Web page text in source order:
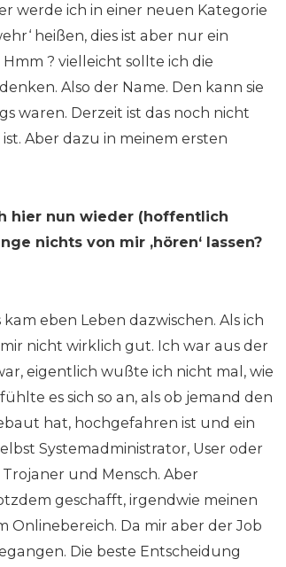
werde ich in einer neuen Kategorie
heißen, dies ist aber nur ein
? vielleicht sollte ich die
Also der Name. Den kann sie
waren. Derzeit ist das noch nicht
Aber dazu in meinem ersten
hier nun wieder (hoffentlich
nichts von mir ‚hören‘ lassen?
eben Leben dazwischen. Als ich
nicht wirklich gut. Ich war aus der
eigentlich wußte ich nicht mal, wie
es sich so an, als ob jemand den
hat, hochgefahren ist und ein
Systemadministrator, User oder
und Mensch. Aber
geschafft, irgendwie meinen
Onlinebereich. Da mir aber der Job
Die beste Entscheidung